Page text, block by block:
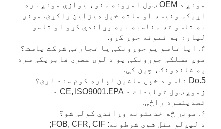
مونږ د OEM ټول امرونه منو، یوازې مونږ سره
اړیکه ونیسه او ماته خپل ډیزاین راکړئ. مونږ
به تاسو ته مناسبه بیه وړاندې کړو او تاسو
لپاره به نمونه جوړ کړو.
۴. ایا تاسو یو جوړونکی یا تجارتی شرکت یاست؟
موږ مسلکی جوړونکی یو د لوی عصری فابریکې سره
په شانډونګ، چین کې.
5.Do تاسو د خپل ماشین لپاره کوم سند لرئ؟
زموږ ټول تولیدات د CE, ISO9001.EPA د
تصدیقسره راځی.
۶. مونږ څه خدمتونه وړاندې کولی شو؟
د لیږلو منل شوی شرطونه: FOB, CFR, CIF;